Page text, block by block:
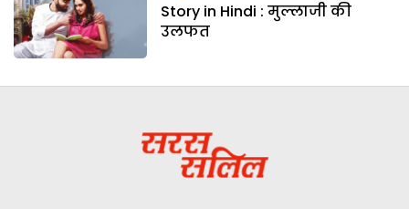
Story in Hindi : मुल्लाजी की
उलफत